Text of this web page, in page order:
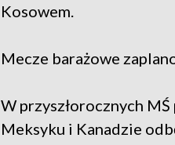
Kosowem.
Mecze barażowe
W przyszłorocznych
Meksyku i Kanadzie